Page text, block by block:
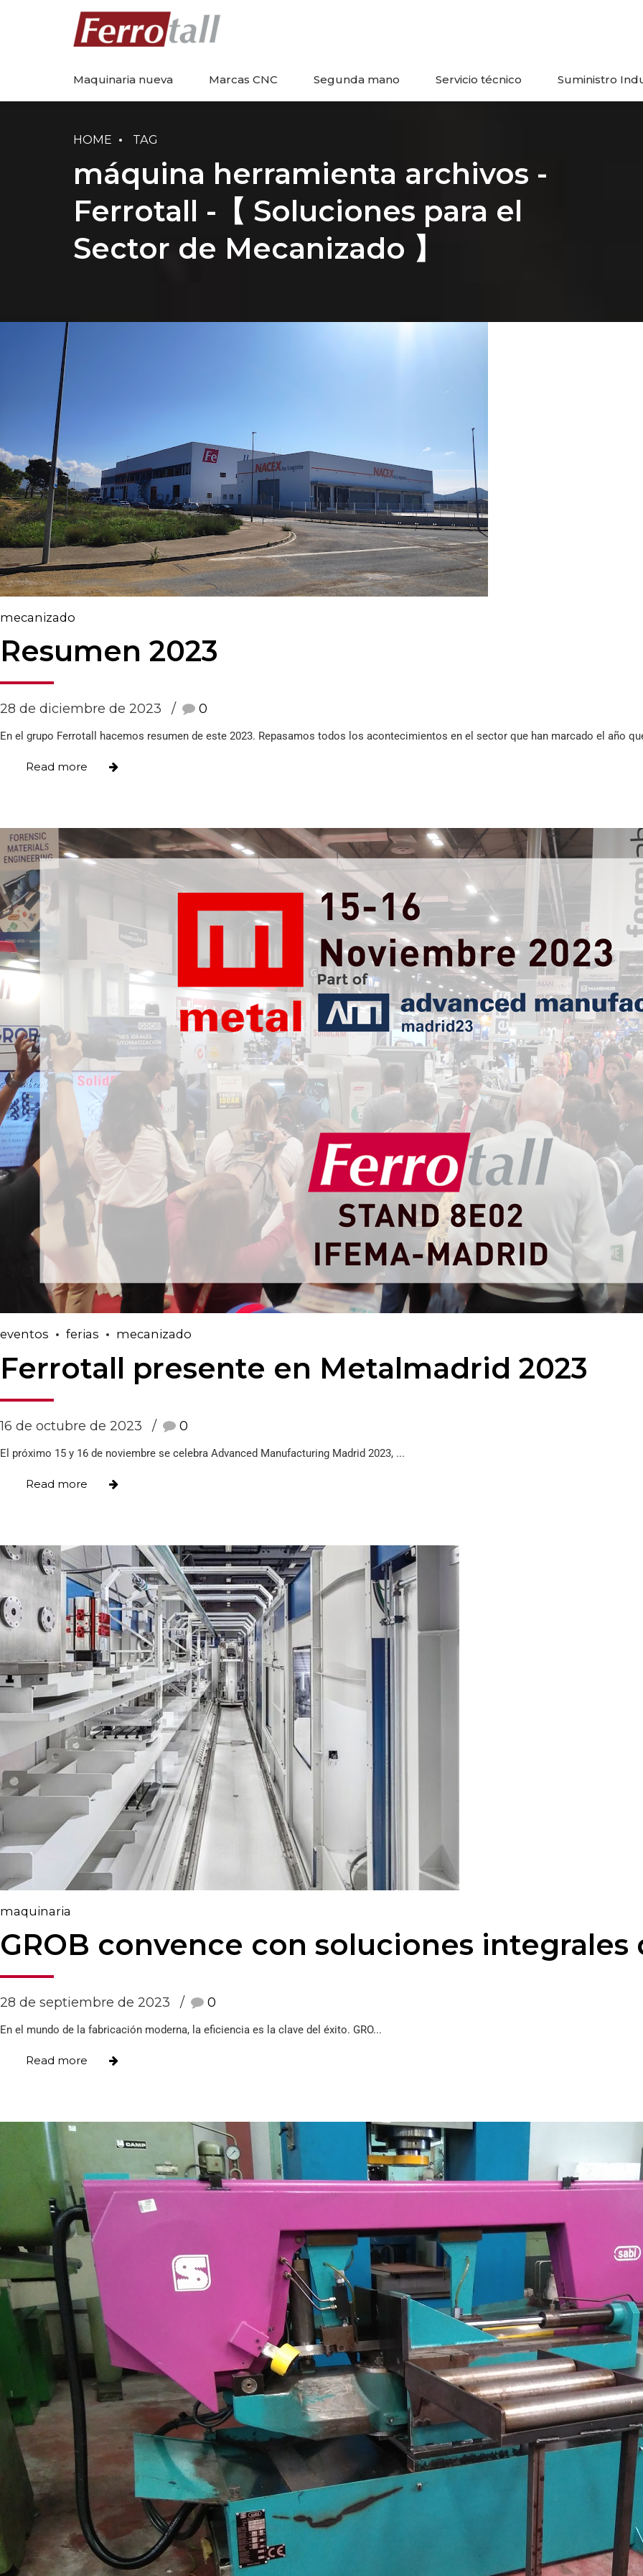
Maquinaria nueva Marcas CNC Segunda mano Servicio técnico Suministro
HOME TAG
máquina herramienta archivos -
Ferrotall -【 Soluciones para el
Sector de Mecanizado 】
mecanizado
Resumen 2023
28 de diciembre de 2023 0
En el grupo Ferrotall hacemos resumen de este 2023. Repasamos todos los acontecimientos en el sector que han marcado el año
Read more
eventos ferias mecanizado
Ferrotall presente en Metalmadrid 2023
16 de octubre de 2023 0
El próximo 15 y 16 de noviembre se celebra Advanced Manufacturing Madrid 2023, ...
Read more
maquinaria
GROB convence con soluciones
28 de septiembre de 2023 0
En el mundo de la fabricación moderna, la eficiencia es la clave del éxito. GRO...
Read more